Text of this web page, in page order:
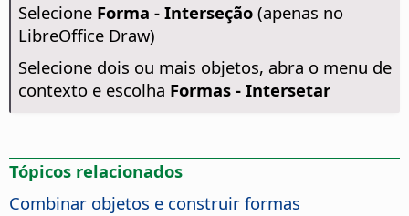
Selecione Forma - Interseção(apenas no
LibreOffice Draw)
Selecione dois ou mais objetos, abra o menu de
contexto e escolha Formas - Intersetar
Tópicos relacionados
Combinar objetos e construir formas